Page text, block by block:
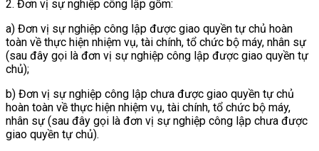
2. Đơn vị sự nghiệp công lập gồm:
a) Đơn vị sự nghiệp công lập được giao quyền tự chủ hoàn
toàn về thực hiện nhiệm vụ, tài chính, tổ chức bộ máy, nhân sự
(sau đây gọi là đơn vị sự nghiệp công lập được giao quyền tự
chủ);
b) Đơn vị sự nghiệp công lập chưa được giao quyền tự chủ
hoàn toàn về thực hiện nhiệm vụ, tài chính, tổ chức bộ máy,
nhân sự (sau đây gọi là đơn vị sự nghiệp công lập chưa được
giao quyền tự chủ).